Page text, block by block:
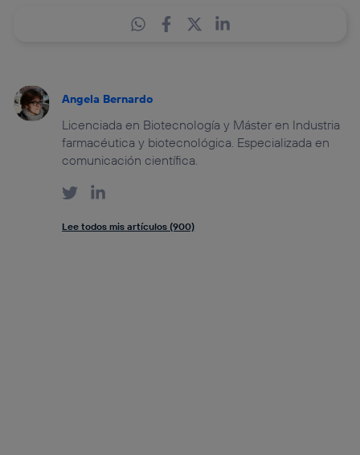
Angela Bernardo
Licenciada en Biotecnología y Máster en Industria
farmacéutica y biotecnológica. Especializada en
comunicación científica.
Lee todos mis artículos (900)